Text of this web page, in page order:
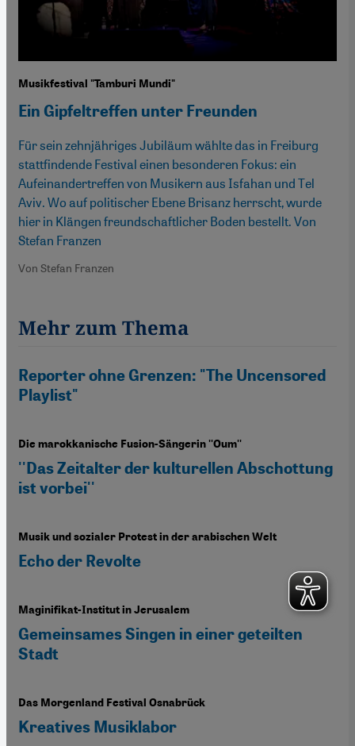
Musikfestival "Tamburi Mundi"
Ein Gipfeltreffen unter Freunden
Für sein zehnjähriges Jubiläum wählte das in Freiburg
stattfindende Festival einen besonderen Fokus: ein
Aufeinandertreffen von Musikern aus Isfahan und Tel
Aviv. Wo auf politischer Ebene Brisanz herrscht, wurde
hier in Klängen freundschaftlicher Boden bestellt. Von
Stefan Franzen
Von Stefan Franzen
Mehr zum Thema
Reporter ohne Grenzen: "The Uncensored
Playlist"
Die marokkanische Fusion-Sängerin ''Oum''
''Das Zeitalter der kulturellen Abschottung
ist vorbei''
Musik und sozialer Protest in der arabischen Welt
Echo der Revolte
Maginifikat-Institut in Jerusalem
Gemeinsames Singen in einer geteilten
Stadt
Das Morgenland Festival Osnabrück
Kreatives Musiklabor